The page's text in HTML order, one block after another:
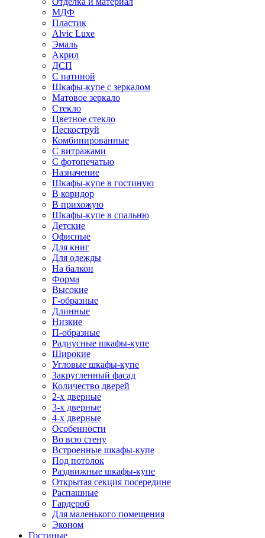
МДФ
Пластик
Alvic Luxe
Эмаль
Акрил
ДСП
С патиной
Шкафы-купе с зеркалом
Матовое зеркало
Стекло
Цветное стекло
Пескоструй
Комбинированные
С витражами
С фотопечатью
Назначение
Шкафы-купе в гостиную
В коридор
В прихожую
Шкафы-купе в спальню
Детские
Офисные
Для книг
Для одежды
На балкон
Форма
Высокие
Г-образные
Длинные
Низкие
П-образные
Радиусные шкафы-купе
Широкие
Угловые шкафы-купе
Закругленный фасад
Количество дверей
2-х дверные
3-х дверные
4-х дверные
Особенности
Во всю стену
Встроенные шкафы-купе
Под потолок
Раздвижные шкафы-купе
Открытая секция посередине
Распашные
Гардероб
Для маленького помещения
Эконом
Гостиные